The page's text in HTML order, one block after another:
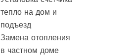
тепло на дом и
подъезд
Замена отопления
в частном доме